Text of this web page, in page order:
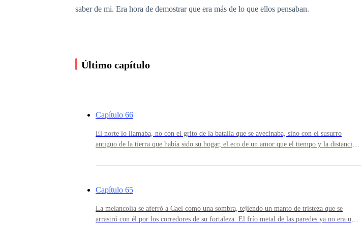
saber de mi. Era hora de demostrar que era más de lo que ellos pensaban.
Último capítulo
Capítulo 66
El norte lo llamaba, no con el grito de la batalla que se avecinaba, sino con el susurro
antiguo de la tierra que había sido su hogar, el eco de un amor que el tiempo y la distancia
contenida, sus pasos ligeros sobre la alfombra de hojas secas. Cada fibra de su ser estaba
esperanza de su reencuentro ardía con una intensidad casi dolorosa en su pecho.El viento,
el aroma de la tierra húmeda, el dulzor de las últimas flores de otoño, y, más importante
aún, un rastro apenas perceptible, pero inconfundible, de Ava. Era un perfume que se había
Capítulo 65
La melancolía se aferró a Cael como una sombra, tejiendo un manto de tristeza que se
arrastró con él por los corredores de su fortaleza. El frío metal de las paredes ya no era un